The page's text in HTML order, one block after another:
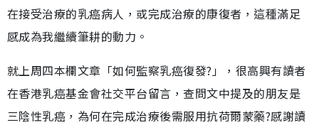
在接受治療的乳癌病人，或完成治療的康復者，這種滿足
感成為我繼續筆耕的動力。
就上周四本欄文章「如何監察乳癌復發?」，很高興有讀者
在香港乳癌基金會社交平台留言，查問文中提及的朋友是
三陰性乳癌，為何在完成治療後需服用抗荷爾蒙藥?感謝讀